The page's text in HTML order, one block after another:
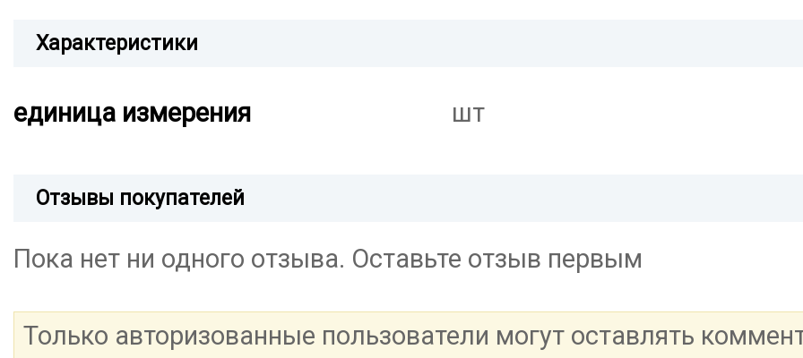
Характеристики
единица измерения шт
Отзывы покупателей
Пока нет ни одного отзыва. Оставьте отзыв первым
Только авторизованные пользователи могут оставлять